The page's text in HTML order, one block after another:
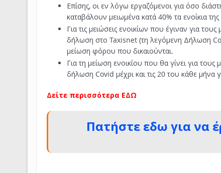
Επίσης, οι εν λόγω εργαζόμενοι για όσο
καταβάλουν μειωμένα κατά 40% τα ενοίκια
Για τις μειώσεις ενοικίων που έγιναν για
δήλωση στο Taxisnet (τη λεγόμενη Δήλωση
μείωση φόρου που δικαιούνται.
Για τη μείωση ενοικίου που θα γίνει για
δήλωση Covid μέχρι και τις 20 του κάθε
Δείτε περισσότερα ΕΔΩ
Πατήστε εδω για να